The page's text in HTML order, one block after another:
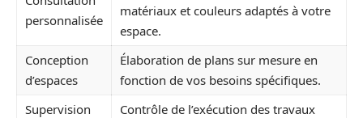
personnalisée
matériaux et couleurs adaptés à votre
espace.
Conception
d’espaces
Élaboration de plans sur mesure en
fonction de vos besoins spécifiques.
Supervision
Contrôle de l’exécution des travaux